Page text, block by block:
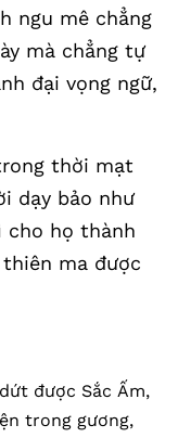
ngu mê chẳng
mà chẳng tự
đại vọng ngữ,
thời mạt
dạy bảo như
họ thành
ma được
được Sắc Ấm,
trong gương,